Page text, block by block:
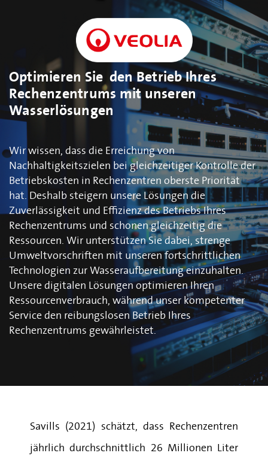
Optimieren Sie den Betrieb Ihres
Rechenzentrums mit unseren
Wasserlösungen
Wir wissen, dass die Erreichung von
Nachhaltigkeitszielen bei gleichzeitiger Kontrolle der
Betriebskosten in Rechenzentren oberste Priorität
hat. Deshalb steigern unsere Lösungen die
Zuverlässigkeit und Effizienz des Betriebs Ihres
Rechenzentrums und schonen gleichzeitig die
Ressourcen. Wir unterstützen Sie dabei, strenge
Umweltvorschriften mit unseren fortschrittlichen
Technologien zur Wasseraufbereitung einzuhalten.
Unsere digitalen Lösungen optimieren Ihren
Ressourcenverbrauch, während unser kompetenter
Service den reibungslosen Betrieb Ihres
Rechenzentrums gewährleistet.
Savills (2021) schätzt, dass Rechenzentren
jährlich durchschnittlich 26 Millionen Liter